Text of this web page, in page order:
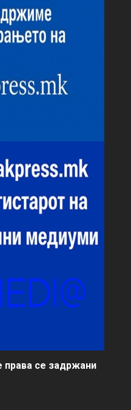
права се задржани